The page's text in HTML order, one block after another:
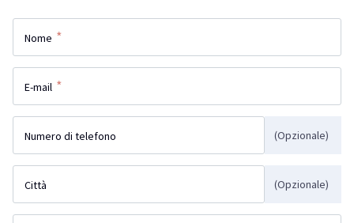
Nome *
E-mail *
Numero di telefono (Opzionale)
Città (Opzionale)